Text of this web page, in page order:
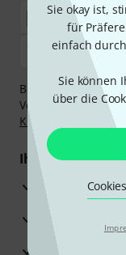
Sie okay ist,
für
einfach
Sie können
über die
Bezahlen Sie
Vorkasse, PayPal,
Klarna Ratenzahlung
Ihre Vorteile
3 Jahre
30 Tage